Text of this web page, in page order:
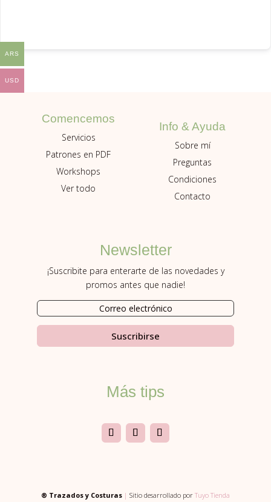
Comencemos
Servicios
Patrones en PDF
Workshops
Ver todo
Info & Ayuda
Sobre mí
Preguntas
Condiciones
Contacto
Newsletter
¡Suscribite para enterarte de las novedades y
promos antes que nadie!
Suscribirse
Más tips
® Trazados y Costuras | Sitio desarrollado por Tuyo Tienda
ARS
USD